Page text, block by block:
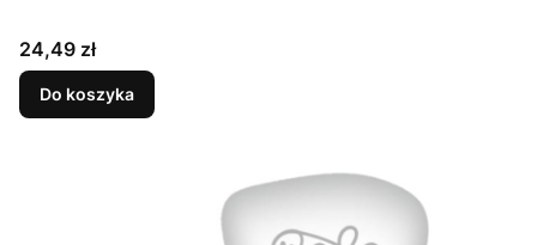
Cena
24,49 zł
Do koszyka